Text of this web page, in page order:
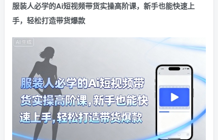
服装人必学的Ai短视频带货实操高阶课，新手也能快速上
手，轻松打造带货爆款